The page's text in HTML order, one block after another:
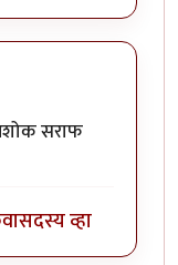
सराफ
सदस्य व्हा